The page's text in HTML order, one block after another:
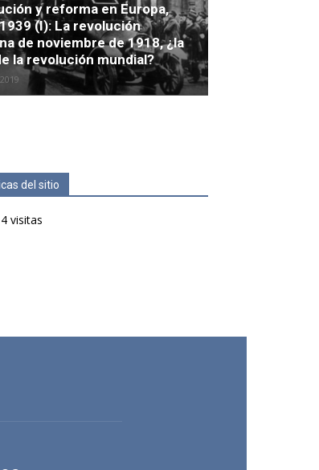
y reforma en Europa,
(I): La revolución
de noviembre de 1918, ¿la
la revolución mundial?
del sitio
visitas